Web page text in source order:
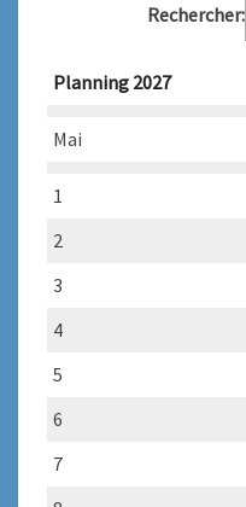
Rechercher:
Planning 2027
Mai
1
2
3
4
5
6
7